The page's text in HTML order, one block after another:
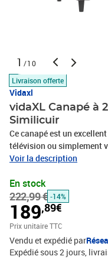
1 /10
Livraison offerte
Vidaxl
vidaXL Canapé à
Similicuir
Ce canapé est un
télévision ou simplement
point central dans votre
aux taches, ce qui le rend
La surface lisse donne
du cuir véritable.Cadre
canapé rembourré assure
d'assise confortable : le
sièges, les accoudoirs et
rembourrés.Design
Voir la description
En stock
222,99 € -14%
189,89€
Prix unitaire TTC
Vendu et expédié par
Expédié sous 2 jours